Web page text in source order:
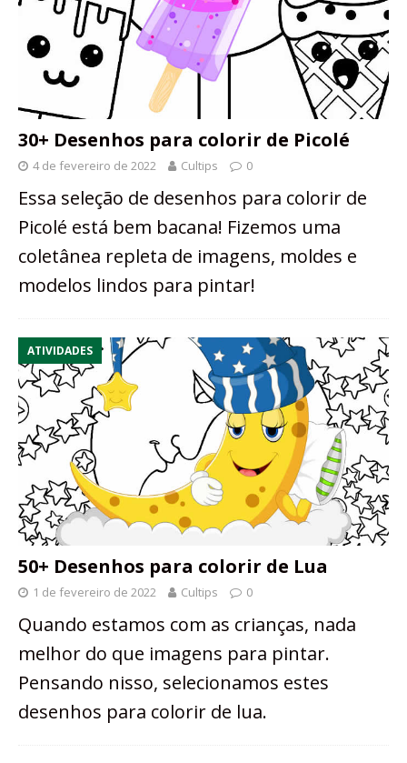
30+ Desenhos para colorir de Picolé
4 de fevereiro de 2022 Cultips 0
Essa seleção de desenhos para colorir de
Picolé está bem bacana! Fizemos uma
coletânea repleta de imagens, moldes e
modelos lindos para pintar!
ATIVIDADES
50+ Desenhos para colorir de Lua
1 de fevereiro de 2022 Cultips 0
Quando estamos com as crianças, nada
melhor do que imagens para pintar.
Pensando nisso, selecionamos estes
desenhos para colorir de lua.